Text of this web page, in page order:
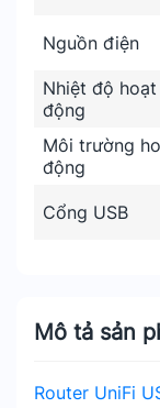
Mô tả sản
Router UniFi
Nguồn điện
Nhiệt độ hoạt
động
Môi trường
động
Cổng USB